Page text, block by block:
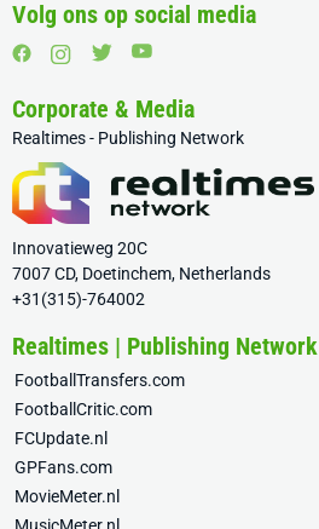
Volg ons op social media
Corporate & Media
Realtimes - Publishing Network
Innovatieweg 20C
7007 CD, Doetinchem, Netherlands
+31(315)-764002
Realtimes | Publishing Network
FootballTransfers.com
FootballCritic.com
FCUpdate.nl
GPFans.com
MovieMeter.nl